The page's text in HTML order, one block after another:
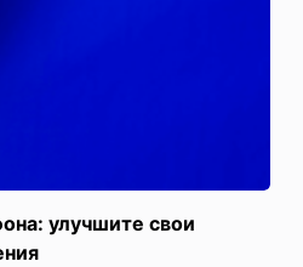
улучшите свои